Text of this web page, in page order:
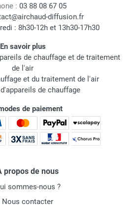
: 03 88 08 67 05
diffusion.fr
: 8h30-12h et 13h30-17h30
En savoir plus
de chauffage et de traitement
de l'air
et du traitement de l'air
de chauffage
de paiement
propos de nous
sommes-nous ?
Nous contacter